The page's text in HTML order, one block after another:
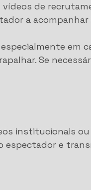
de
a
em
Se
institucionais ou
espectador e